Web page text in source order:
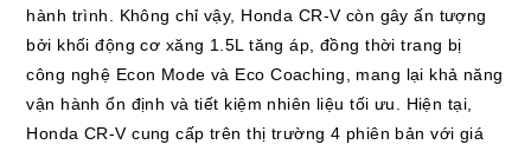
hành trình. Không chỉ vậy, Honda CR-V còn gây ấn tượng
bởi khối động cơ xăng 1.5L tăng áp, đồng thời trang bị
công nghệ Econ Mode và Eco Coaching, mang lại khả năng
vận hành ổn định và tiết kiệm nhiên liệu tối ưu. Hiện tại,
Honda CR-V cung cấp trên thị trường 4 phiên bản với giá